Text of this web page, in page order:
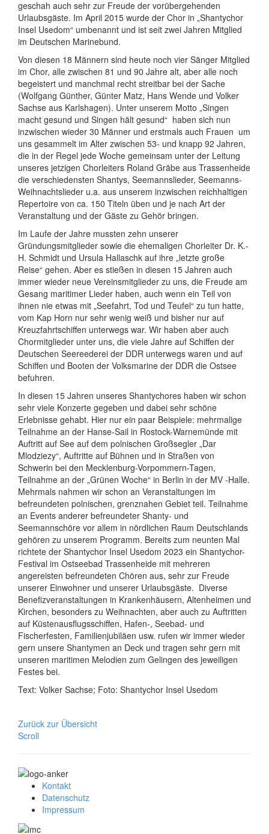
geschah auch sehr zur Freude der vorübergehenden
Urlaubsgäste. Im April 2015 wurde der Chor in „Shantychor
Insel Usedom“ umbenannt und ist seit zwei Jahren Mitglied
im Deutschen Marinebund.
Von diesen 18 Männern sind heute noch vier Sänger Mitglied
im Chor, alle zwischen 81 und 90 Jahre alt, aber alle noch
begeistert und manchmal recht streitbar bei der Sache
(Wolfgang Günther, Günter Matz, Hans Wende und Volker
Sachse aus Karlshagen). Unter unserem Motto „Singen
macht gesund und Singen hält gesund“ haben sich nun
inzwischen wieder 30 Männer und erstmals auch Frauen um
uns gesammelt im Alter zwischen 53- und knapp 92 Jahren,
die in der Regel jede Woche gemeinsam unter der Leitung
unseres jetzigen Chorleiters Roland Gräbe aus Trassenheide
die verschiedensten Shantys, Seemannslieder, Seemanns-
Weihnachtslieder u.a. aus unserem inzwischen reichhaltigen
Repertoire von ca. 150 Titeln üben und je nach Art der
Veranstaltung und der Gäste zu Gehör bringen.
Im Laufe der Jahre mussten zehn unserer
Gründungsmitglieder sowie die ehemaligen Chorleiter Dr. K.-
H. Schmidt und Ursula Hallaschk auf ihre „letzte große
Reise“ gehen. Aber es stießen in diesen 15 Jahren auch
immer wieder neue Vereinsmitglieder zu uns, die Freude am
Gesang maritimer Lieder haben, auch wenn ein Teil von
ihnen nie etwas mit „Seefahrt, Tod und Teufel“ zu tun hatte,
vom Kap Horn nur sehr wenig weiß und bisher nur auf
Kreuzfahrtschiffen unterwegs war. Wir haben aber auch
Chormitglieder unter uns, die viele Jahre auf Schiffen der
Deutschen Seereederei der DDR unterwegs waren und auf
Schiffen und Booten der Volksmarine der DDR die Ostsee
befuhren.
In diesen 15 Jahren unseres Shantychores haben wir schon
sehr viele Konzerte gegeben und dabei sehr schöne
Erlebnisse gehabt. Hier nur ein paar Beispiele: mehrmalige
Teilnahme an der Hanse-Sail in Rostock-Warnemünde mit
Auftritt auf See auf dem polnischen Großsegler „Dar
Mlodziezy“, Auftritte auf Bühnen und in Straßen von
Schwerin bei den Mecklenburg-Vorpommern-Tagen,
Teilnahme an der „Grünen Woche“ in Berlin in der MV -Halle.
Mehrmals nahmen wir schon an Veranstaltungen im
befreundeten polnischen, grenznahen Gebiet teil. Teilnahme
an Events anderer befreundeter Shanty- und
Seemannschöre vor allem in nördlichen Raum Deutschlands
gehören zu unserem Programm. Bereits zum neunten Mal
richtete der Shantychor Insel Usedom 2023 ein Shantychor-
Festival im Ostseebad Trassenheide mit mehreren
angereisten befreundeten Chören aus, sehr zur Freude
unserer Einwohner und unserer Urlaubsgäste. Diverse
Benefizveranstaltungen in Krankenhäusern, Altenheimen und
Kirchen, besonders zu Weihnachten, aber auch zu Auftritten
auf Küstenausflugsschiffen, Hafen-, Seebad- und
Fischerfesten, Familienjubiläen usw. rufen wir immer wieder
gern unsere Shantymen an Deck und tragen sehr gern mit
unseren maritimen Melodien zum Gelingen des jeweiligen
Festes bei.
Text: Volker Sachse; Foto: Shantychor Insel Usedom
Zurück zur Übersicht
Scroll
Kontakt
Datenschutz
Impressum